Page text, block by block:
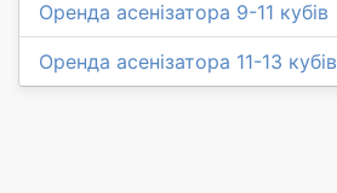
Оренда асенізатора 9-11 кубів
Оренда асенізатора 11-13 кубів